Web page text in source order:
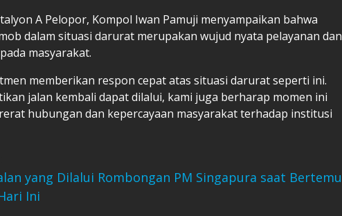
A Pelopor, Kompol Iwan Pamuji menyampaikan bahwa
dalam situasi darurat merupakan wujud nyata pelayanan dan
masyarakat.
memberikan respon cepat atas situasi darurat seperti ini.
jalan kembali dapat dilalui, kami juga berharap momen ini
hubungan dan kepercayaan masyarakat terhadap institusi
yang Dilalui Rombongan PM Singapura saat Bertemu
Ini